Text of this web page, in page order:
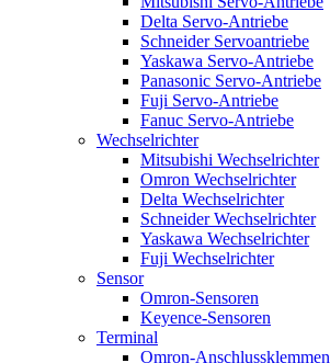
Delta Servo-Antriebe
Schneider Servoantriebe
Yaskawa Servo-Antriebe
Panasonic Servo-Antriebe
Fuji Servo-Antriebe
Fanuc Servo-Antriebe
Wechselrichter
Mitsubishi Wechselrichter
Omron Wechselrichter
Delta Wechselrichter
Schneider Wechselrichter
Yaskawa Wechselrichter
Fuji Wechselrichter
Sensor
Omron-Sensoren
Keyence-Sensoren
Terminal
Omron-Anschlussklemmen